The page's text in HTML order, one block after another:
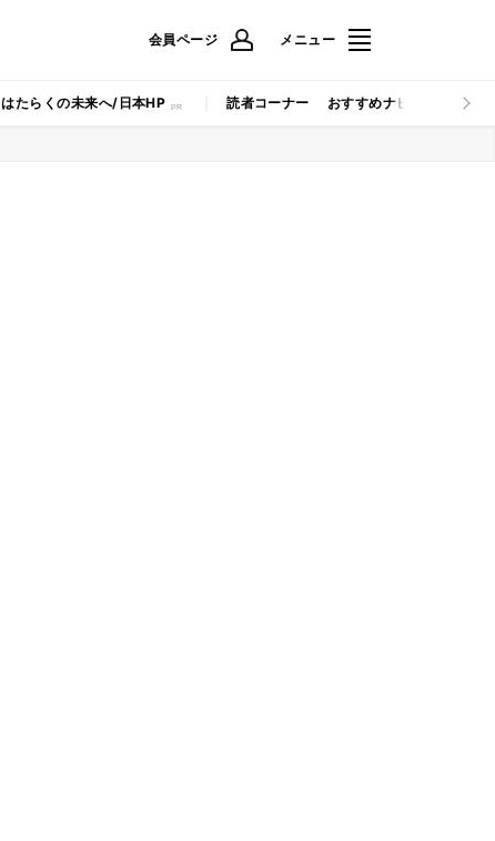
会員ページ メニュー
はたらくの未来へ/日本HP 読者コーナー おすすめナビ マイナビ